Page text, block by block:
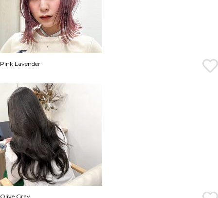
Pink Lavender
Olive Gray